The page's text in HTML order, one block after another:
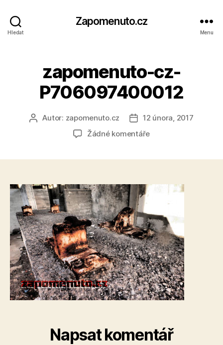
Hledat
Zapomenuto.cz
Menu
zapomenuto-cz-
P706097400012
AutorAutor: zapomenuto.cz
Datum
příspěvku
12 února, 2017
Žádné komentářeu
cz-
Napsat komentář